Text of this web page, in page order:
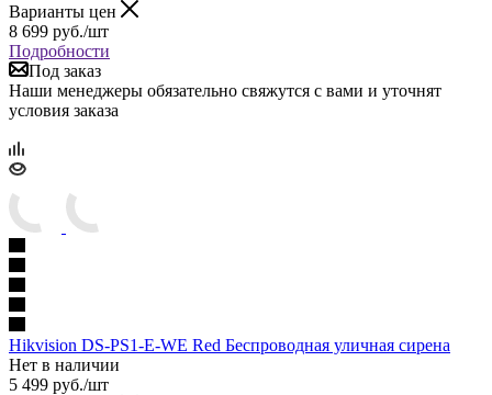
Варианты цен
8 699 руб./шт
Подробности
Под заказ
Наши менеджеры обязательно свяжутся с вами и уточнят
условия заказа
Hikvision DS-PS1-E-WE Red Беспроводная уличная сирена
Нет в наличии
5 499 руб./шт